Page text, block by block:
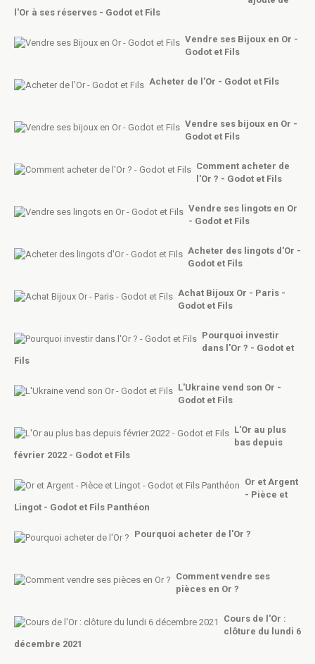
l'Or à ses réserves - Godot et Fils
Vendre ses Bijoux en Or -
Godot et Fils
Acheter de l'Or - Godot et Fils
Vendre ses bijoux en Or -
Godot et Fils
Comment acheter de
l'Or ? - Godot et Fils
Vendre ses lingots en Or
- Godot et Fils
Acheter des lingots d'Or -
Godot et Fils
Achat Bijoux Or - Paris -
Godot et Fils
Pourquoi investir
dans l'Or ? - Godot et
Fils
L'Ukraine vend son Or -
Godot et Fils
L'Or au plus
bas depuis
février 2022 - Godot et Fils
Or et Argent
- Pièce et
Lingot - Godot et Fils Panthéon
Pourquoi acheter de l'Or ?
Comment vendre ses
pièces en Or ?
Cours de l'Or :
clôture du lundi 6
décembre 2021